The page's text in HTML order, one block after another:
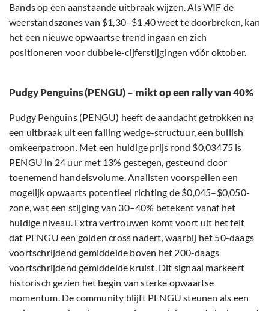
Bands op een aanstaande uitbraak wijzen. Als WIF de
weerstandszones van $1,30–$1,40 weet te doorbreken, kan
het een nieuwe opwaartse trend ingaan en zich
positioneren voor dubbele-cijferstijgingen vóór oktober.
Pudgy Penguins (PENGU) – mikt op een rally van 40%
Pudgy Penguins (PENGU) heeft de aandacht getrokken na
een uitbraak uit een falling wedge-structuur, een bullish
omkeerpatroon. Met een huidige prijs rond $0,03475 is
PENGU in 24 uur met 13% gestegen, gesteund door
toenemend handelsvolume. Analisten voorspellen een
mogelijk opwaarts potentieel richting de $0,045–$0,050-
zone, wat een stijging van 30–40% betekent vanaf het
huidige niveau. Extra vertrouwen komt voort uit het feit
dat PENGU een golden cross nadert, waarbij het 50-daags
voortschrijdend gemiddelde boven het 200-daags
voortschrijdend gemiddelde kruist. Dit signaal markeert
historisch gezien het begin van sterke opwaartse
momentum. De community blijft PENGU steunen als een